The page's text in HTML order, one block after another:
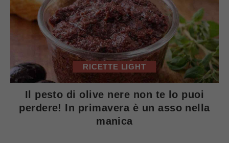
RICETTE LIGHT
Il pesto di olive nere non te lo puoi
perdere! In primavera è un asso nella
manica